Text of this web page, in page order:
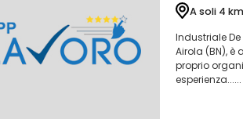
A soli 4
Industriale
Airola (BN), è
proprio
esperienza......